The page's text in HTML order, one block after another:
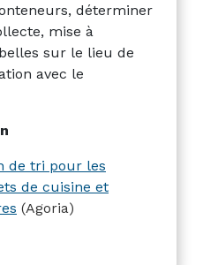
déterminer
mise à
sur le lieu de
avec le
de tri pour les
de cuisine et
(Agoria)